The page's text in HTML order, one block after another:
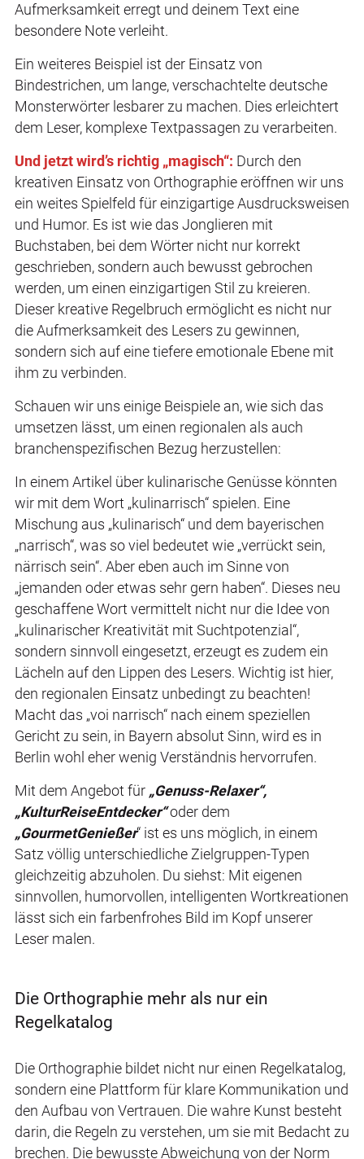
Aufmerksamkeit erregt und deinem Text eine
besondere Note verleiht.
Ein weiteres Beispiel ist der Einsatz von
Bindestrichen, um lange, verschachtelte deutsche
Monsterwörter lesbarer zu machen. Dies erleichtert
dem Leser, komplexe Textpassagen zu verarbeiten.
Und jetzt wird’s richtig „magisch“: Durch den
kreativen Einsatz von Orthographie eröffnen wir uns
ein weites Spielfeld für einzigartige Ausdrucksweisen
und Humor. Es ist wie das Jonglieren mit
Buchstaben, bei dem Wörter nicht nur korrekt
geschrieben, sondern auch bewusst gebrochen
werden, um einen einzigartigen Stil zu kreieren.
Dieser kreative Regelbruch ermöglicht es nicht nur
die Aufmerksamkeit des Lesers zu gewinnen,
sondern sich auf eine tiefere emotionale Ebene mit
ihm zu verbinden.
Schauen wir uns einige Beispiele an, wie sich das
umsetzen lässt, um einen regionalen als auch
branchenspezifischen Bezug herzustellen:
In einem Artikel über kulinarische Genüsse könnten
wir mit dem Wort „kulinarrisch“ spielen. Eine
Mischung aus „kulinarisch“ und dem bayerischen
„narrisch“, was so viel bedeutet wie „verrückt sein,
närrisch sein“. Aber eben auch im Sinne von
„jemanden oder etwas sehr gern haben“. Dieses neu
geschaffene Wort vermittelt nicht nur die Idee von
„kulinarischer Kreativität mit Suchtpotenzial“,
sondern sinnvoll eingesetzt, erzeugt es zudem ein
Lächeln auf den Lippen des Lesers. Wichtig ist hier,
den regionalen Einsatz unbedingt zu beachten!
Macht das „voi narrisch“ nach einem speziellen
Gericht zu sein, in Bayern absolut Sinn, wird es in
Berlin wohl eher wenig Verständnis hervorrufen.
Mit dem Angebot für „Genuss-Relaxer“,
„KulturReiseEntdecker“oder dem
„GourmetGenießer“ ist es uns möglich, in einem
Satz völlig unterschiedliche Zielgruppen-Typen
gleichzeitig abzuholen. Du siehst: Mit eigenen
sinnvollen, humorvollen, intelligenten Wortkreationen
lässt sich ein farbenfrohes Bild im Kopf unserer
Leser malen.
Die Orthographie mehr als nur ein
Regelkatalog
Die Orthographie bildet nicht nur einen Regelkatalog,
sondern eine Plattform für klare Kommunikation und
den Aufbau von Vertrauen. Die wahre Kunst besteht
darin, die Regeln zu verstehen, um sie mit Bedacht zu
brechen. Die bewusste Abweichung von der Norm